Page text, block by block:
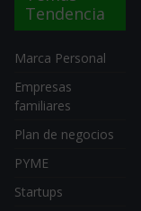
Tendencia
Marca Personal
Empresas
familiares
Plan de negocios
PYME
Startups